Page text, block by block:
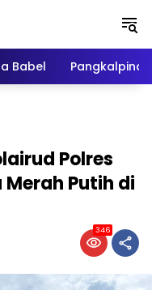
Babel
Polres
Merah Putih di
346